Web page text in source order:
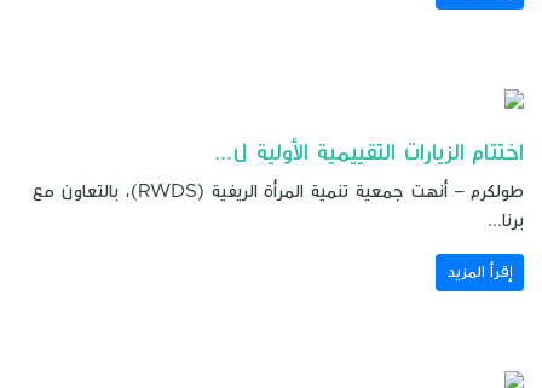
اختتام الزيارات التقييمية الأولية ل...
طولكرم – أنهت جمعية تنمية المرأة الريفية (RWDS)، بالتعاون مع
برنا...
إقرأ المزيد